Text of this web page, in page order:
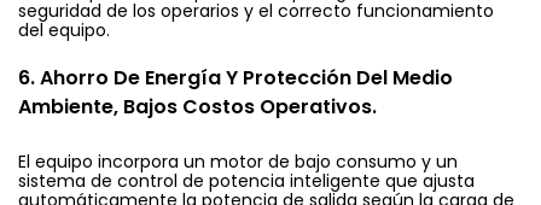
seguridad de los operarios y el correcto funcionamiento
del equipo.
6. Ahorro De Energía Y Protección Del Medio
Ambiente, Bajos Costos Operativos.
El equipo incorpora un motor de bajo consumo y un
sistema de control de potencia inteligente que ajusta
automáticamente la potencia de salida según la carga de